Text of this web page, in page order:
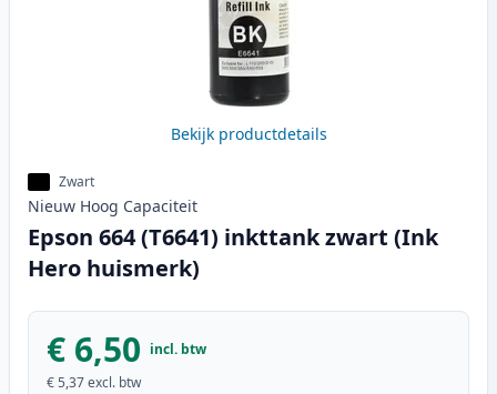
Bekijk productdetails
Zwart
Nieuw Hoog Capaciteit
Epson 664 (T6641) inkttank zwart (Ink
Hero huismerk)
€ 6,50 incl. btw
€ 5,37excl. btw